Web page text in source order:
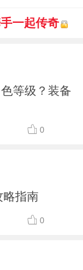
一起传奇
等级？装备
0
略指南
0